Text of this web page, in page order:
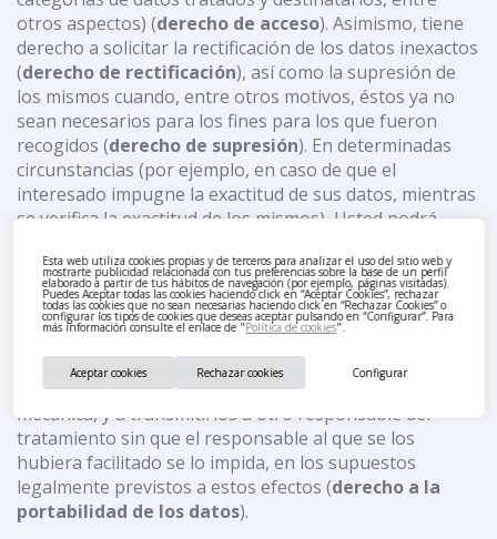
Esta web utiliza cookies propias y de terceros para analizar el uso del sitio web y
mostrarte publicidad relacionada con tus preferencias sobre la base de un perfil
elaborado a partir de tus hábitos de navegación (por ejemplo, páginas visitadas).
Puedes Aceptar todas las cookies haciendo click en “Aceptar Cookies”, rechazar
todas las cookies que no sean necesarias haciendo click en “Rechazar Cookies” o
configurar los tipos de cookies que deseas aceptar pulsando en “Configurar”. Para
más información consulte el enlace de "Política de cookies".
Configurar
Rechazar cookies
Aceptar cookies
otros aspectos) (derecho de acceso). Asimismo, tiene
derecho a solicitar la rectificación de los datos inexactos
(derecho de rectificación), así como la supresión de
los mismos cuando, entre otros motivos, éstos ya no
sean necesarios para los fines para los que fueron
recogidos (derecho de supresión). En determinadas
circunstancias (por ejemplo, en caso de que el
interesado impugne la exactitud de sus datos, mientras
se verifica la exactitud de los mismos), Usted podrá
personales, siendo estos únicamente tratados para el
ejercicio o la defensa de reclamaciones (derecho a la
limitación del tratamiento). Finalmente, tiene Usted
la posibilidad de ejercer su derecho a la portabilidad de
los datos, es decir, a recibir los datos personales en un
formato estructurado, de uso común y lectura
mecánica, y a transmitirlos a otro responsable del
tratamiento sin que el responsable al que se los
hubiera facilitado se lo impida, en los supuestos
legalmente previstos a estos efectos (derecho a la
portabilidad de los datos).